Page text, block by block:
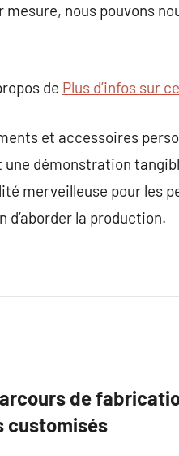
nous pouvons
de Plus d’infos sur
et accessoires
démonstration
merveilleuse pour les
d’aborder la production.
de
customisés